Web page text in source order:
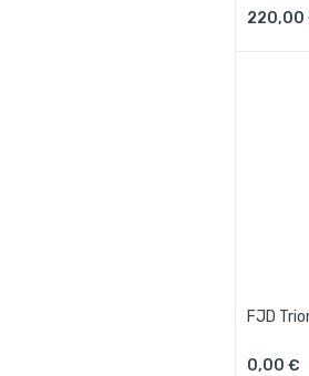
220,00
FJD
0,00 €